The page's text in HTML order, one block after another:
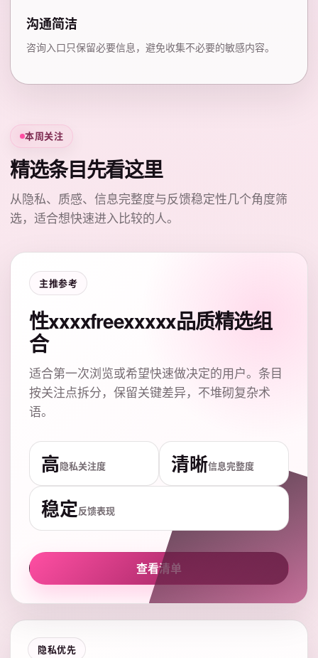
沟通简洁
咨询入口只保留必要信息，避免收集不必要的敏感内容。
本周关注
精选条目先看这里
从隐私、质感、信息完整度与反馈稳定性几个角度筛
选，适合想快速进入比较的人。
主推参考
性xxxxfreexxxxx品质精选组
合
适合第一次浏览或希望快速做决定的用户。条目
按关注点拆分，保留关键差异，不堆砌复杂术
语。
高隐私关注度 清晰信息完整度
稳定反馈表现
查看清单
隐私优先